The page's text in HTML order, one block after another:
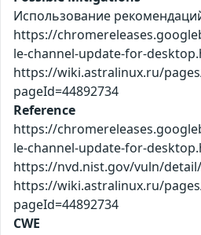
Использование
https://
le-channel-update-for-
https://wiki.astralinux.ru/
pageId=44892734
Reference
https://
le-channel-update-for-
https://nvd.nist.gov/vuln/detail/
https://wiki.astralinux.ru/
pageId=44892734
CWE